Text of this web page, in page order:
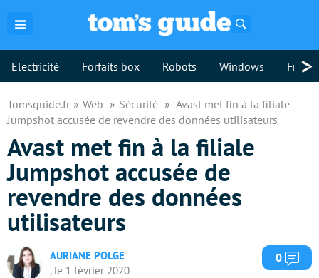
Electricité Forfaits box Robots Windows >
Tomsguide.fr Web Sécurité
Avast met fin à la filiale
Jumpshot accusée de revendre des données utilisateurs
Avast met fin à la filiale
Jumpshot accusée de
revendre des données
utilisateurs
AURIANE POLGE
, le 1 février 2020
0